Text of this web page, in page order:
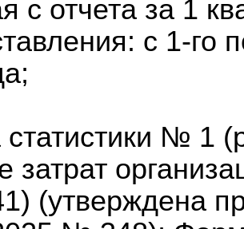
с отчета за 1
с 1-го
№ 1
затрат
(утверждена